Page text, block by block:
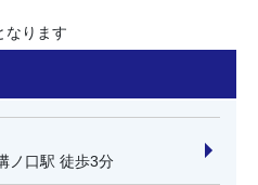
なります
ノ口駅 徒歩3分